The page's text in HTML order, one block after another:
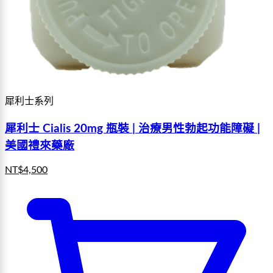
犀利士系列
犀利士 Cialis 20mg 瓶裝 | 治療男性勃起功能障礙 |
美國禮來藥廠
NT$4,500